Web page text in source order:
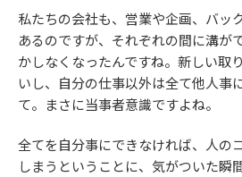
私たちの会社も、営業や企画、バッ
あるのですが、それぞれの間に溝が
かしなくなったんですね。新しい取
いし、自分の仕事以外は全て他人事
て。まさに当事者意識ですよね。
全てを自分事にできなければ、人の
しまうということに、気がついた瞬